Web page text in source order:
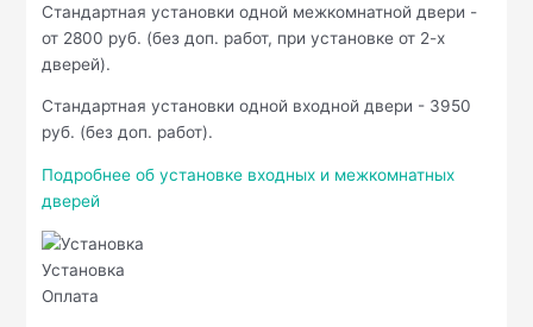
Стандартная установки одной межкомнатной двери -
от 2800 руб. (без доп. работ, при установке от 2-х
дверей).
Стандартная установки одной входной двери - 3950
руб. (без доп. работ).
Подробнее об установке входных и межкомнатных
дверей
Установка
Оплата